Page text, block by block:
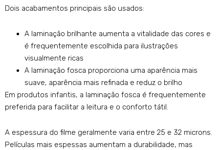
Dois acabamentos principais são usados:
A laminação brilhante aumenta a vitalidade das cores e
é frequentemente escolhida para ilustrações
visualmente ricas
A laminação fosca proporciona uma aparência mais
suave, aparência mais refinada e reduz o brilho
Em produtos infantis, a laminação fosca é frequentemente
preferida para facilitar a leitura e o conforto tátil.
A espessura do filme geralmente varia entre 25 e 32 microns.
Películas mais espessas aumentam a durabilidade, mas